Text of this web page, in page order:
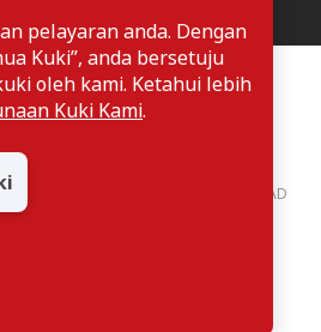
pelayaran anda. Dengan
Kuki”, anda bersetuju
oleh kami. Ketahui lebih
Kuki Kami.
butiran peribadi ketika melayari
produk dan perkhidmatan di
diperlukan sekiranya pelanggan
Copyright © 2026 CIMB BANK BERHAD